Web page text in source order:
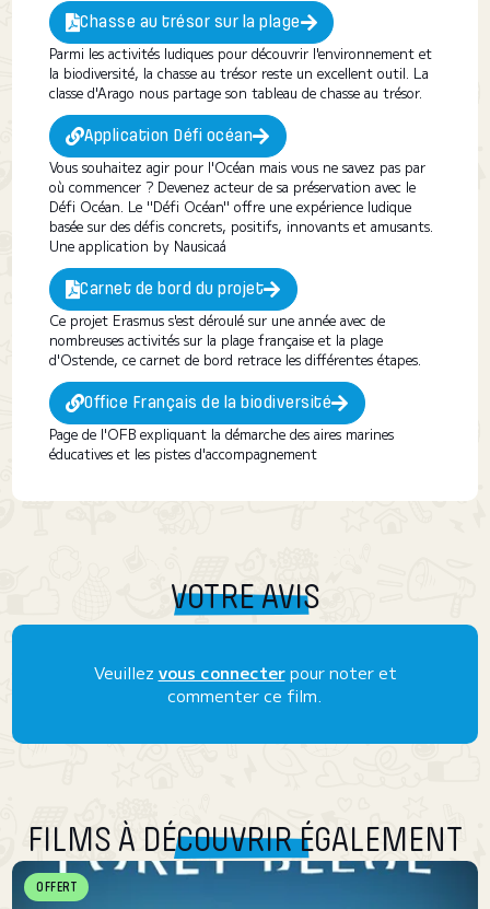
Chasse au trésor sur la plage
Parmi les activités ludiques pour découvrir l'environnement et
la biodiversité, la chasse au trésor reste un excellent outil. La
classe d'Arago nous partage son tableau de chasse au trésor.
Application Défi océan
Vous souhaitez agir pour l'Océan mais vous ne savez pas par
où commencer ? Devenez acteur de sa préservation avec le
Défi Océan. Le "Défi Océan" offre une expérience ludique
basée sur des défis concrets, positifs, innovants et amusants.
Une application by Nausicaá
Carnet de bord du projet
Ce projet Erasmus s'est déroulé sur une année avec de
nombreuses activités sur la plage française et la plage
d'Ostende, ce carnet de bord retrace les différentes étapes.
Office Français de la biodiversité
Page de l'OFB expliquant la démarche des aires marines
éducatives et les pistes d'accompagnement
VOTRE AVIS
Veuillez vous connecterpour noter et
commenter ce film.
FILMS À DÉCOUVRIR ÉGALEMENT
OFFERT